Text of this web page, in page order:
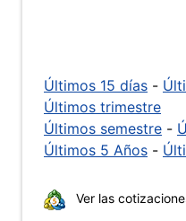
Últimos 15 días -
Últimos trimestre
Últimos semestre -
Últimos 5 Años -
Ver las